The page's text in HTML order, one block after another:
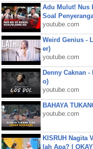
Adu Mulut! Nus
Soal
youtube.com
Weird Genius -
er)
youtube.com
Denny Caknan
o)
youtube.com
BAHAYA
youtube.com
KISRUH Nagita
lah Apa? |